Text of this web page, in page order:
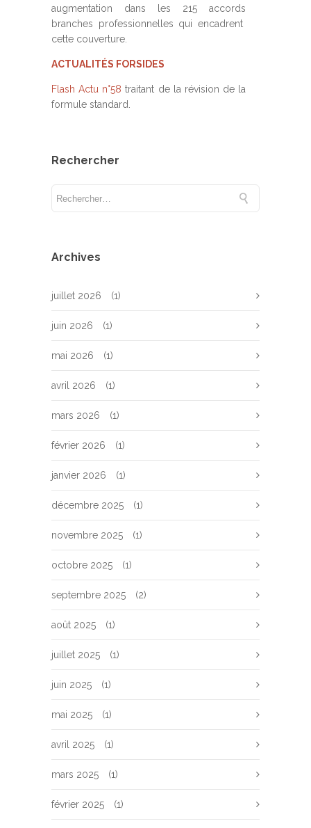
augmentation dans les 215 accords
branches professionnelles qui encadrent
cette couverture.
ACTUALITÉS FORSIDES
Flash Actu n°58 traitant de la révision de la
formule standard.
Rechercher
Archives
juillet 2026 (1)
juin 2026 (1)
mai 2026 (1)
avril 2026 (1)
mars 2026 (1)
février 2026 (1)
janvier 2026 (1)
décembre 2025 (1)
novembre 2025 (1)
octobre 2025 (1)
septembre 2025 (2)
août 2025 (1)
juillet 2025 (1)
juin 2025 (1)
mai 2025 (1)
avril 2025 (1)
mars 2025 (1)
février 2025 (1)